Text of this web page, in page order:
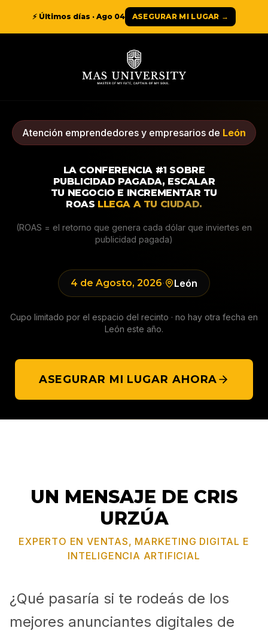
⚡ Últimos días · Ago 04 ASEGURAR MI LUGAR →
Atención emprendedores y empresarios de León
LA CONFERENCIA #1 SOBRE
PUBLICIDAD PAGADA, ESCALAR
TU NEGOCIO E INCREMENTAR TU
ROAS LLEGA A TU CIUDAD.
(ROAS = el retorno que genera cada dólar que inviertes en
publicidad pagada)
4 de Agosto, 2026· León
Cupo limitado por el espacio del recinto · no hay otra fecha en
León este año.
ASEGURAR MI LUGAR AHORA
UN MENSAJE DE CRIS
URZÚA
EXPERTO EN VENTAS, MARKETING DIGITAL E
INTELIGENCIA ARTIFICIAL
¿Qué pasaría si te rodeás de los
mejores anunciantes digitales de